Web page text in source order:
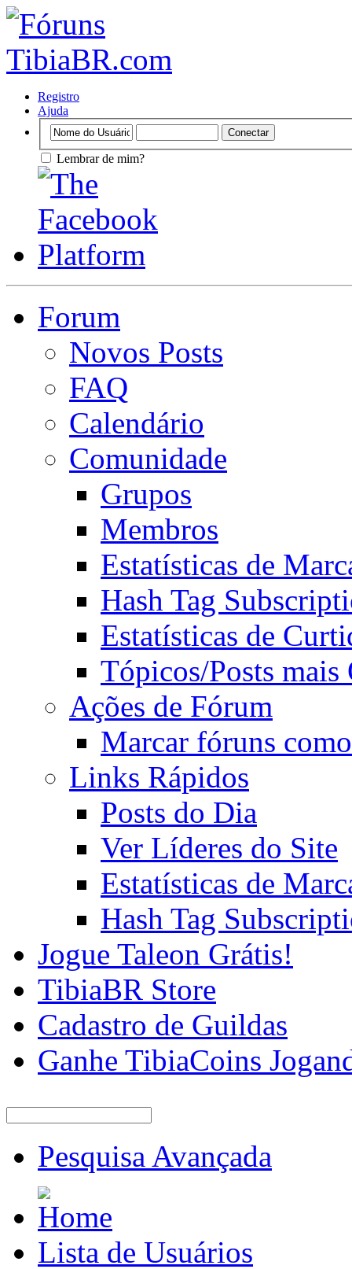
Registro
Ajuda
Lembrar de mim?
Forum
Novos Posts
FAQ
Calendário
Comunidade
Grupos
Membros
Estatísticas de
Hash Tag
Estatísticas de
Tópicos/Posts mais
Ações de Fórum
Marcar fóruns
Links Rápidos
Posts do Dia
Ver Líderes do Site
Estatísticas de
Hash Tag
Jogue Taleon Grátis!
TibiaBR Store
Cadastro de Guildas
Ganhe TibiaCoins
Pesquisa Avançada
Lista de Usuários